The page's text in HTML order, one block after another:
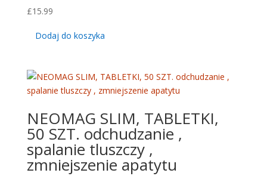
£15.99
Dodaj do koszyka
NEOMAG SLIM, TABLETKI,
50 SZT. odchudzanie ,
spalanie tluszczy ,
zmniejszenie apatytu